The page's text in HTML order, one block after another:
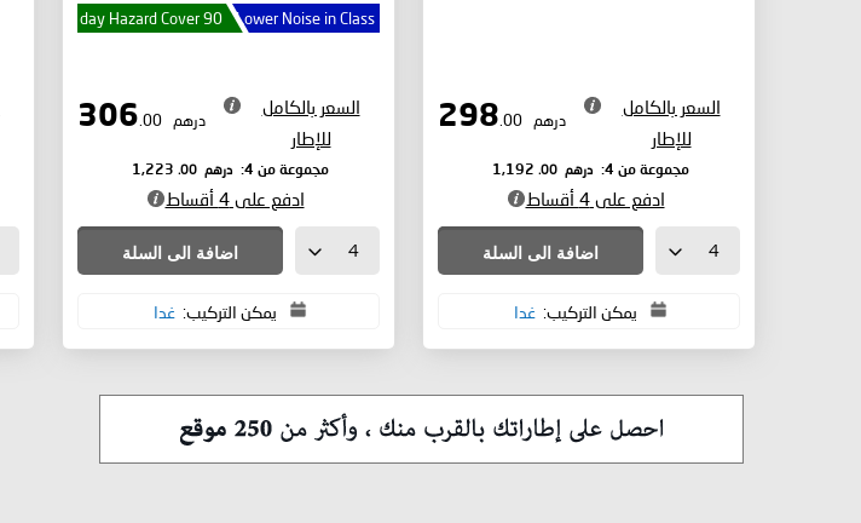
السعر بالكامل
للإطار
درهم .00
مجموعة من 4: درهم .00
ادفع على 4 أقساط
اضافة الى السلة
يمكن التركيب: غدا
Lower Noise in Class
90 day Hazard Cover
السعر بالكامل
للإطار
درهم .00
مجموعة من 4: درهم .00
ادفع على 4 أقساط
اضافة الى السلة
يمكن التركيب: غدا